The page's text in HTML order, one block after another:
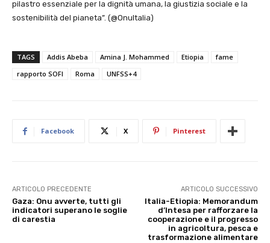
pilastro essenziale per la dignità umana, la giustizia sociale e la
sostenibilità del pianeta”. (@OnuItalia)
TAGS Addis Abeba Amina J. Mohammed Etiopia
fame
rapporto SOFI
Roma UNFSS+4
Facebook X Pinterest
ARTICOLO PRECEDENTE
Gaza: Onu avverte, tutti gli
indicatori superano le soglie
di carestia
ARTICOLO SUCCESSIVO
Italia-Etiopia: Memorandum
d’Intesa per rafforzare la
cooperazione e il progresso
in agricoltura, pesca e
trasformazione alimentare